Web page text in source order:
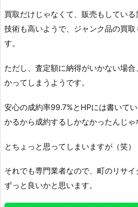
買取だけじゃなくて、販売もしてい
技術も高いようで、ジャンク品の買取
す。
ただし、査定額に納得がいかない場
かってしまうようです。
安心の成約率99.7%とHPには書いて
かるから成約するしかなかったんじゃ
とちょっと思ってしまいますが（笑）
それでも専門業者なので、町のリサ
ずっと良いかと思います。